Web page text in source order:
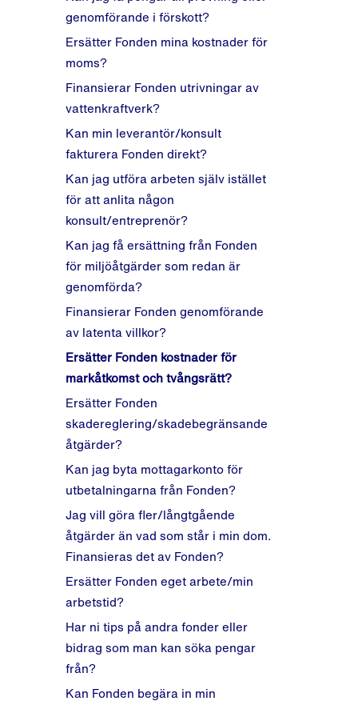
Gäller självrisken på 15% även
när Fonden finansierar
utredningar i samverkan?
Min verksamhet ligger långt från
övriga verksamheter i
prövningsgruppen. Ska jag ändå
delta i samverkan?
Vid tillståndsprövning vid
utökande av verksamheten
Vid Natura 2000-
tillståndsprövning
Prövningsavgift
genomförande i förskott?
Ersätter Fonden mina kostnader för
moms?
Finansierar Fonden utrivningar av
vattenkraftverk?
Kan min leverantör/konsult
fakturera Fonden direkt?
Kan jag utföra arbeten själv istället
för att anlita någon
konsult/entreprenör?
Kan jag få ersättning från Fonden
för miljöåtgärder som redan är
genomförda?
Finansierar Fonden genomförande
av latenta villkor?
Ersätter Fonden kostnader för
markåtkomst och tvångsrätt?
Ersätter Fonden
skadereglering/skadebegränsande
åtgärder?
Kan jag byta mottagarkonto för
utbetalningarna från Fonden?
Jag vill göra fler/långtgående
åtgärder än vad som står i min dom.
Finansieras det av Fonden?
Ersätter Fonden eget arbete/min
arbetstid?
Har ni tips på andra fonder eller
bidrag som man kan söka pengar
från?
Kan Fonden begära in min